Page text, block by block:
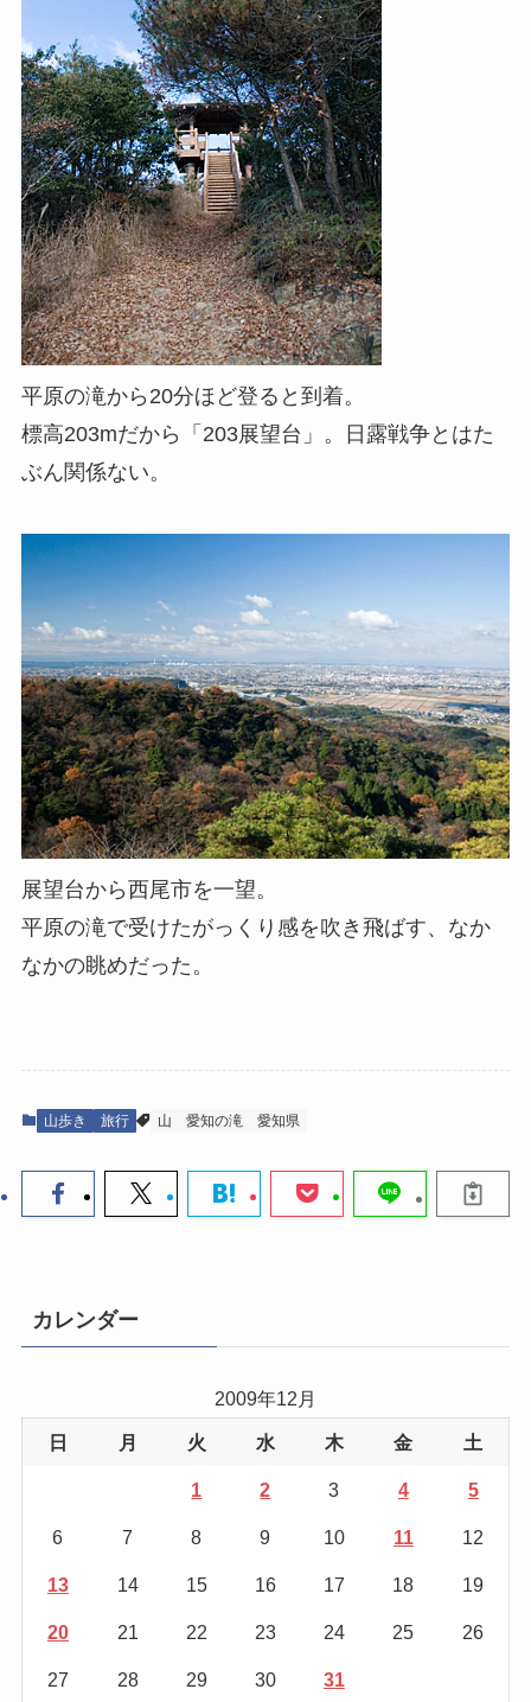
平原の滝から20分ほど登ると到着。
標高203mだから「203展望台」。日露戦争とはた
ぶん関係ない。
展望台から西尾市を一望。
平原の滝で受けたがっくり感を吹き飛ばす、なか
なかの眺めだった。
山歩き 旅行 山 愛知の滝 愛知県
カレンダー
2009年12月
日 月 火 水 木 金 土
1 2 3 4 5
6 7 8 9 10 11 12
13 14 15 16 17 18 19
20 21 22 23 24 25 26
27 28 29 30 31